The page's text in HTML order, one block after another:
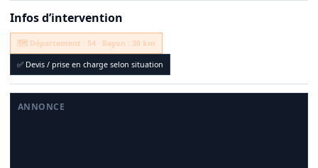
Infos d’intervention
🗺️ Département : 54 · Rayon : 30 km
✅ Devis / prise en charge selon situation
ANNONCE